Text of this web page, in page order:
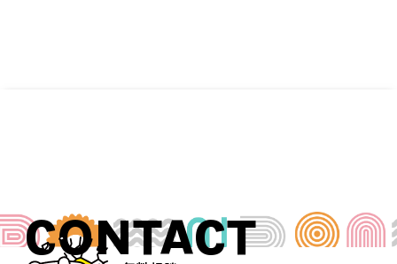
CONTACT